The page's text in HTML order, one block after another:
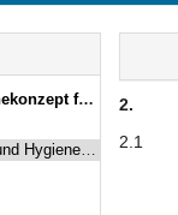
der Laienmusik 2.
2.1